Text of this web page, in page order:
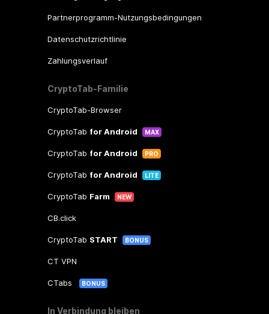
Partnerprogramm-Nutzungsbedingungen
Datenschutzrichtlinie
Zahlungsverlauf
CryptoTab-Familie
CryptoTab-Browser
CryptoTab for Android MAX
CryptoTab for Android PRO
CryptoTab for Android LITE
CryptoTab Farm NEW
CB.click
CryptoTab START BONUS
CT VPN
CTabs BONUS
In Verbindung bleiben